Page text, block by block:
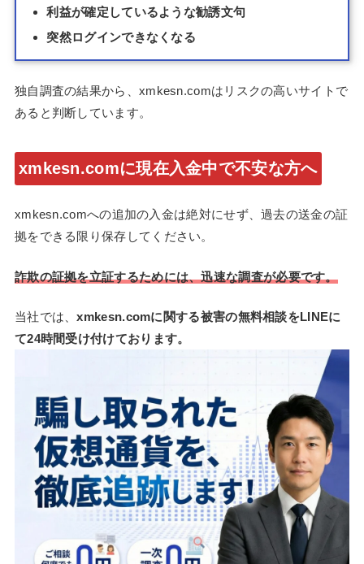
利益が確定しているような勧誘文句
突然ログインできなくなる
独自調査の結果から、xmkesn.comはリスクの高いサイトで
あると判断しています。
xmkesn.comに現在入金中で不安な方へ
xmkesn.comへの追加の入金は絶対にせず、過去の送金の証
拠をできる限り保存してください。
詐欺の証拠を立証するためには、迅速な調査が必要です。
当社では、xmkesn.comに関する被害の無料相談をLINEに
て24時間受け付けております。